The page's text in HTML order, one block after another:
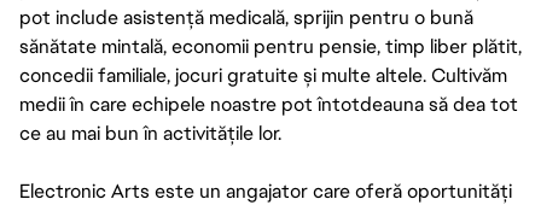
pot include asistență medicală, sprijin pentru o bună
sănătate mintală, economii pentru pensie, timp liber plătit,
concedii familiale, jocuri gratuite și multe altele. Cultivăm
medii în care echipele noastre pot întotdeauna să dea tot
ce au mai bun în activitățile lor.
Electronic Arts este un angajator care oferă oportunități